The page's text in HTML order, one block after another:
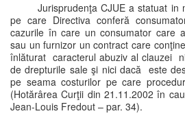
Jurisprudenţa CJUE a statuat in
pe care Directiva conferă
cazurile în care un consumator care
sau un furnizor un contract care
înlăturat caracterul abuziv al clauzei
de drepturile sale şi nici dacă este
pe seama costurilor pe care
(Hotărârea Curţii din 21.11.2002 în
Jean-Louis Fredout – par. 34).